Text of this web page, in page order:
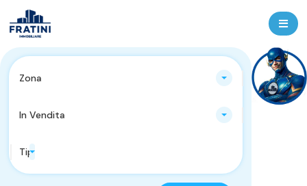
Zona
In Vendita
Tipologie Immobili